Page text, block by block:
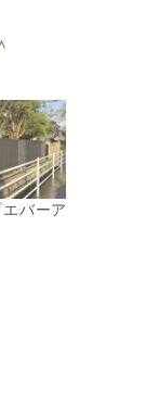
バーア